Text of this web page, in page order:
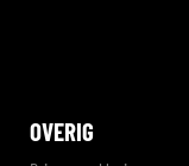
OVERIG